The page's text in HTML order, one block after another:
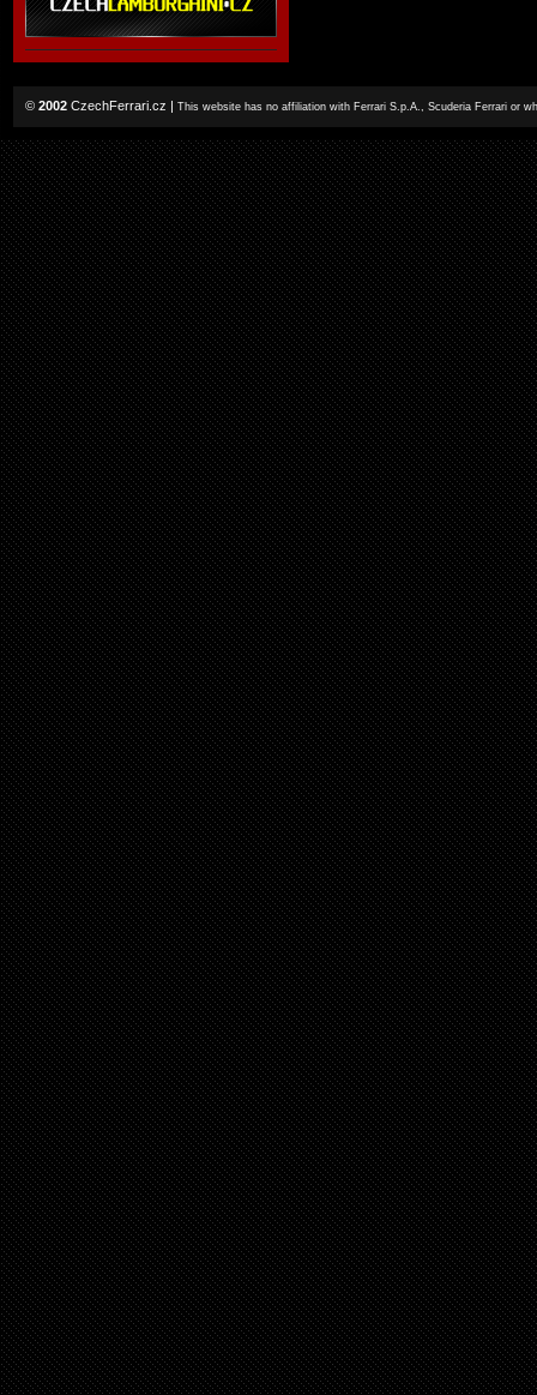
© 2002 CzechFerrari.cz | This website has no affiliation with Ferrari S.p.A., Scuderia Ferrari or